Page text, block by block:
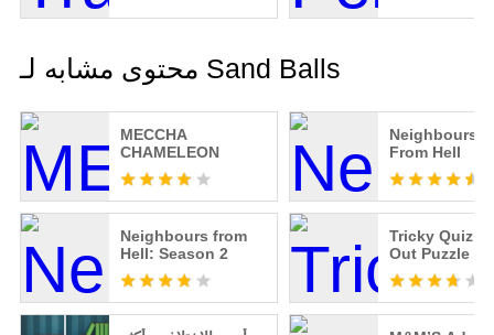
محتوى مشابه لـ Sand Balls
MECCHA
CHAMELEON
Neighbours
From Hell
Neighbours from
Hell: Season 2
Tricky Quiz:
Out Puzzle